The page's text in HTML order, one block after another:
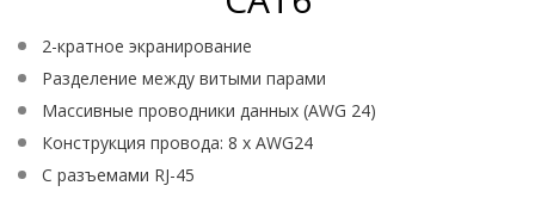
2-кратное экранирование
Разделение между витыми парами
Массивные проводники данных (AWG 24)
Конструкция провода: 8 x AWG24
С разъемами RJ-45